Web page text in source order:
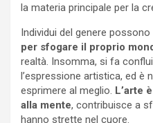
la materia principale per la
Individui del genere
per sfogare il proprio
realtà. Insomma, si fa
l’espressione artistica, ed è
esprimere al meglio. L’arte
alla mente, contribuisce a
hanno strette nel cuore.